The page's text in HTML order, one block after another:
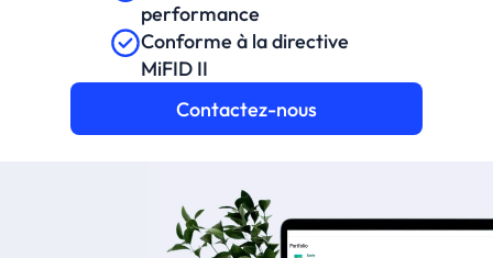
Contact
Essayer gratuitement
performance
Conforme à la directive
MiFID II
Contactez-nous